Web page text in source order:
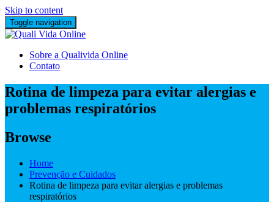
Skip to content
Toggle navigation
Sobre a Qualivida Online
Contato
Rotina de limpeza para evitar alergias e
problemas respiratórios
Browse
Home
Prevenção e Cuidados
Rotina de limpeza para evitar alergias e problemas
respiratórios